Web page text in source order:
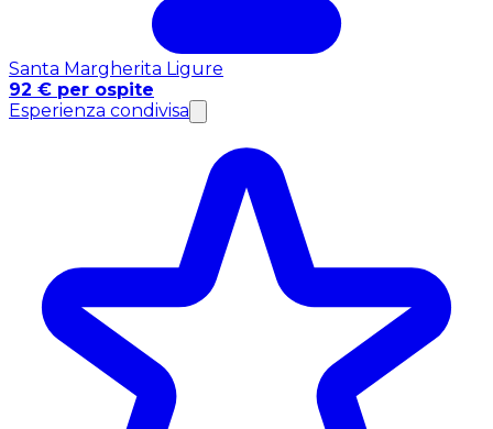
Santa Margherita Ligure
92 € per ospite
Esperienza condivisa